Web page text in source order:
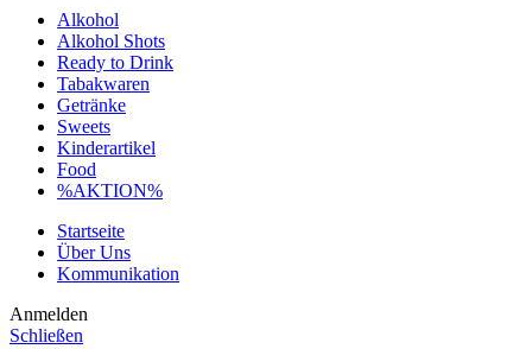
Alkohol
Alkohol Shots
Ready to Drink
Tabakwaren
Getränke
Sweets
Kinderartikel
Food
%AKTION%
Startseite
Über Uns
Kommunikation
Anmelden
Schließen